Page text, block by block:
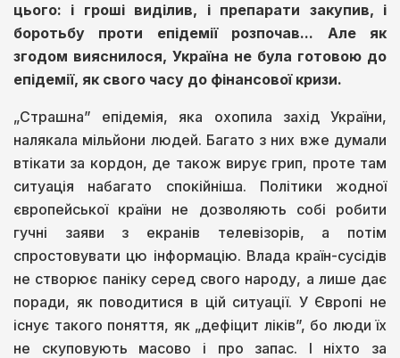
цього: і гроші виділив, і препарати закупив, і
боротьбу проти епідемії розпочав... Але як
згодом вияснилося, Україна не була готовою до
епідемії, як свого часу до фінансової кризи.
„Страшна” епідемія, яка охопила захід України,
налякала мільйони людей. Багато з них вже думали
втікати за кордон, де також вирує грип, проте там
ситуація набагато спокійніша. Політики жодної
європейської країни не дозволяють собі робити
гучні заяви з екранів телевізорів, а потім
спростовувати цю інформацію. Влада країн-сусідів
не створює паніку серед свого народу, а лише дає
поради, як поводитися в цій ситуації. У Європі не
існує такого поняття, як „дефіцит ліків”, бо люди їх
не скуповують масово і про запас. І ніхто за